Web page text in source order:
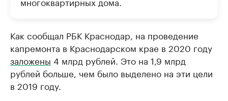
Как сообщал РБК Краснодар, на проведение
капремонта в Краснодарском крае в 2020 году
заложены 4 млрд рублей. Это на 1,9 млрд
рублей больше, чем было выделено на эти цели
в 2019 году.